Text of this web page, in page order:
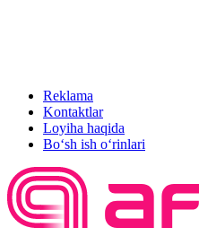
Reklama
Kontaktlar
Loyiha haqida
Bo‘sh ish o‘rinlari